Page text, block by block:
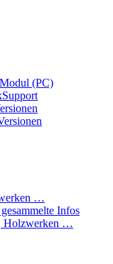
(PC)
…
Infos
Holzwerken …